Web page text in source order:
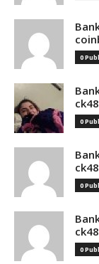
0
0
0
0